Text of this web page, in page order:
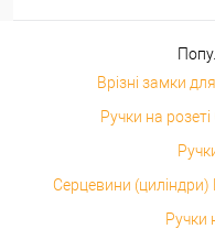
Врізні замки
Ручки на
Серцевини
Ручки